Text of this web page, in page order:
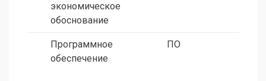
экономическое
обоснование
Программное
обеспечение
ПО